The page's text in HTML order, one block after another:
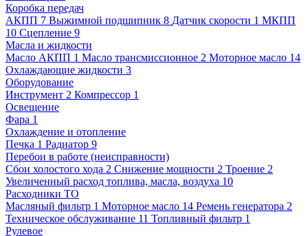
Коробка передач
АКПП 7 Выжимной подшипник 8 Датчик скорости 1 МКПП
10 Сцепление 9
Масла и жидкости
Масло АКПП 1 Масло трансмиссионное 2 Моторное масло 14
Охлаждающие жидкости 3
Оборудование
Инструмент 2 Компрессор 1
Освещение
Фара 1
Охлаждение и отопление
Печка 1 Радиатор 9
Перебои в работе (неисправности)
Сбои холостого хода 2 Снижение мощности 2 Троение 2
Увеличенный расход топлива, масла, воздуха 10
Расходники ТО
Масляный фильтр 1 Моторное масло 14 Ремень генератора 2
Техническое обслуживание 11 Топливный фильтр 1
Рулевое